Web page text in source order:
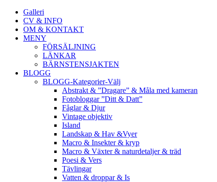
Galleri
CV & INFO
OM & KONTAKT
MENY
FÖRSÄLJNING
LÄNKAR
BÄRNSTENSJAKTEN
BLOGG
BLOGG-Kategorier-Välj
Abstrakt & ”Dragare” & Måla med kameran
Fotobloggar ”Ditt & Datt”
Fåglar & Djur
Vintage objektiv
Island
Landskap & Hav &Vyer
Macro & Insekter & kryp
Macro & Växter & naturdetaljer & träd
Poesi & Vers
Tävlingar
Vatten & droppar & Is